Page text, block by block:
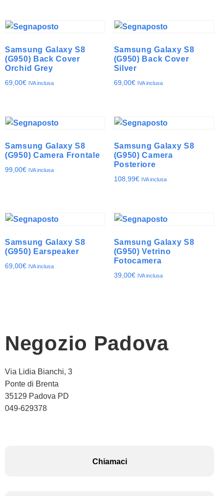
Samsung Galaxy S8
(G950) Back Cover
Orchid Grey
69,00€ IVA inclusa
Samsung Galaxy S8
(G950) Back Cover
Silver
69,00€ IVA inclusa
Samsung Galaxy S8
(G950) Camera Frontale
99,00€ IVA inclusa
Samsung Galaxy S8
(G950) Camera
Posteriore
108,99€ IVA inclusa
Samsung Galaxy S8
(G950) Earspeaker
69,00€ IVA inclusa
Samsung Galaxy S8
(G950) Vetrino
Fotocamera
39,00€ IVA inclusa
Negozio Padova
Via Lidia Bianchi, 3
Ponte di Brenta
35129 Padova PD
049-629378
Chiamaci